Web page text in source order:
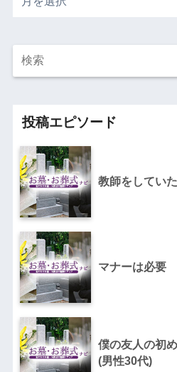
投稿エピソード
教師をしてい
マナーは必要
僕の友人の初
(男性30代)